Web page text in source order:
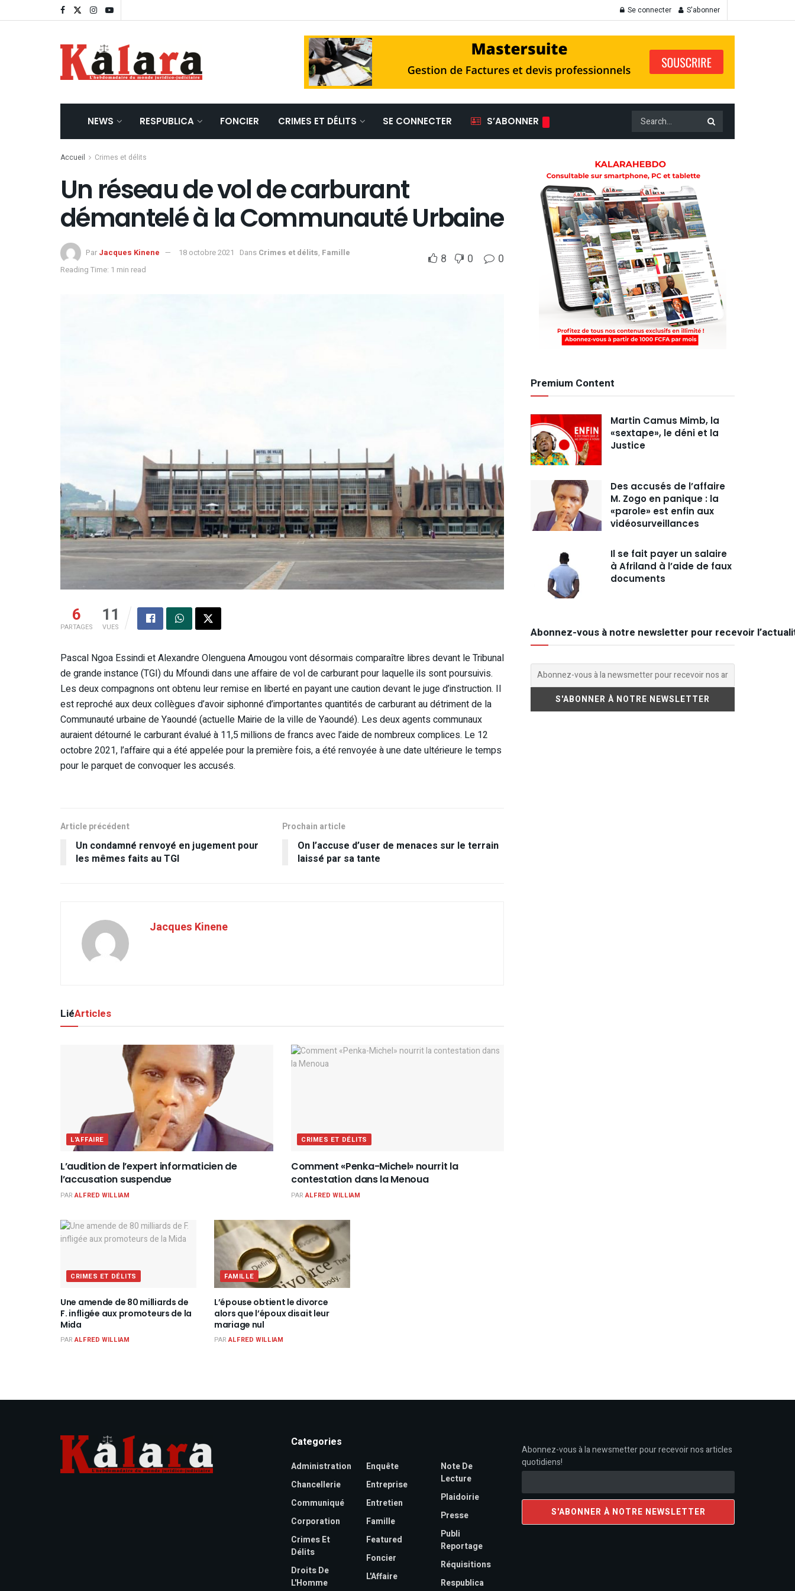
Se connecter S'abonner
NEWS RESPUBLICA FONCIER CRIMES ET DÉLITS SE CONNECTER S’ABONNER
Accueil Crimes et délits
Un réseau de vol de carburant
démantelé à la Communauté Urbaine
Par Jacques Kinene 18 octobre 2021 Dans Crimes et délits, Famille
Reading Time: 1 min read
8 0 0
6
PARTAGES
11
VUES
Pascal Ngoa Essindi et Alexandre Olenguena Amougou vont désormais comparaître libres devant le Tribunal
de grande instance (TGI) du Mfoundi dans une affaire de vol de carburant pour laquelle ils sont poursuivis.
Les deux compagnons ont obtenu leur remise en liberté en payant une caution devant le juge d’instruction. Il
est reproché aux deux collègues d’avoir siphonné d’importantes quantités de carburant au détriment de la
Communauté urbaine de Yaoundé (actuelle Mairie de la ville de Yaoundé). Les deux agents communaux
auraient détourné le carburant évalué à 11,5 millions de francs avec l’aide de nombreux complices. Le 12
octobre 2021, l’affaire qui a été appelée pour la première fois, a été renvoyée à une date ultérieure le temps
pour le parquet de convoquer les accusés.
Article précédent
Un condamné renvoyé en jugement pour
les mêmes faits au TGI
Prochain article
On l’accuse d’user de menaces sur le terrain
laissé par sa tante
Jacques Kinene
LiéArticles
L'AFFAIRE
L’audition de l’expert informaticien de
l’accusation suspendue
PAR ALFRED WILLIAM
CRIMES ET DÉLITS
Comment «Penka-Michel» nourrit la
contestation dans la Menoua
PAR ALFRED WILLIAM
CRIMES ET DÉLITS
Une amende de 80 milliards de
F. infligée aux promoteurs de la
Mida
PAR ALFRED WILLIAM
FAMILLE
L’épouse obtient le divorce
alors que l’époux disait leur
mariage nul
PAR ALFRED WILLIAM
Premium Content
Martin Camus Mimb, la
«sextape», le déni et la
Justice
Des accusés de l’affaire
M. Zogo en panique : la
«parole» est enfin aux
vidéosurveillances
Il se fait payer un salaire
à Afriland à l’aide de faux
documents
Abonnez-vous à notre newsletter pour recevoir
Categories
Administration
Chancellerie
Communiqué
Corporation
Crimes Et
Délits
Droits De
L'Homme
Enquête
Entreprise
Entretien
Famille
Featured
Foncier
L'Affaire
Note De
Lecture
Plaidoirie
Presse
Publi
Reportage
Réquisitions
Respublica
Abonnez-vous à la newsmetter pour recevoir nos articles
quotidiens!